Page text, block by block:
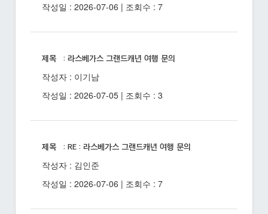
작성일 : 2026-07-06 | 조회수 : 7
제목 : 라스베가스 그랜드캐년 여행 문의
작성자 : 이기남
작성일 : 2026-07-05 | 조회수 : 3
제목 : RE : 라스베가스 그랜드캐년 여행 문의
작성자 : 김인준
작성일 : 2026-07-06 | 조회수 : 7